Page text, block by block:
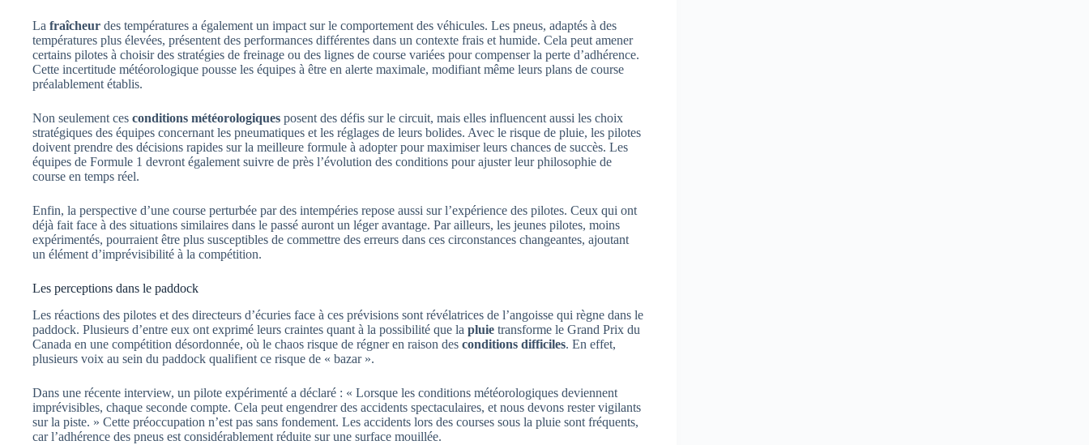
La fraîcheur des températures a également un impact sur le comportement des véhicules. Les pneus, adaptés à des
températures plus élevées, présentent des performances différentes dans un contexte frais et humide. Cela peut amener
certains pilotes à choisir des stratégies de freinage ou des lignes de course variées pour compenser la perte d’adhérence.
Cette incertitude météorologique pousse les équipes à être en alerte maximale, modifiant même leurs plans de course
préalablement établis.
Non seulement ces conditions météorologiques posent des défis sur le circuit, mais elles influencent aussi les choix
stratégiques des équipes concernant les pneumatiques et les réglages de leurs bolides. Avec le risque de pluie, les pilotes
doivent prendre des décisions rapides sur la meilleure formule à adopter pour maximiser leurs chances de succès. Les
équipes de Formule 1 devront également suivre de près l’évolution des conditions pour ajuster leur philosophie de
course en temps réel.
Enfin, la perspective d’une course perturbée par des intempéries repose aussi sur l’expérience des pilotes. Ceux qui ont
déjà fait face à des situations similaires dans le passé auront un léger avantage. Par ailleurs, les jeunes pilotes, moins
expérimentés, pourraient être plus susceptibles de commettre des erreurs dans ces circonstances changeantes, ajoutant
un élément d’imprévisibilité à la compétition.
Les perceptions dans le paddock
Les réactions des pilotes et des directeurs d’écuries face à ces prévisions sont révélatrices de l’angoisse qui règne dans le
paddock. Plusieurs d’entre eux ont exprimé leurs craintes quant à la possibilité que la pluie transforme le Grand Prix du
Canada en une compétition désordonnée, où le chaos risque de régner en raison des conditions difficiles. En effet,
plusieurs voix au sein du paddock qualifient ce risque de « bazar ».
Dans une récente interview, un pilote expérimenté a déclaré : « Lorsque les conditions météorologiques deviennent
imprévisibles, chaque seconde compte. Cela peut engendrer des accidents spectaculaires, et nous devons rester vigilants
sur la piste. » Cette préoccupation n’est pas sans fondement. Les accidents lors des courses sous la pluie sont fréquents,
car l’adhérence des pneus est considérablement réduite sur une surface mouillée.